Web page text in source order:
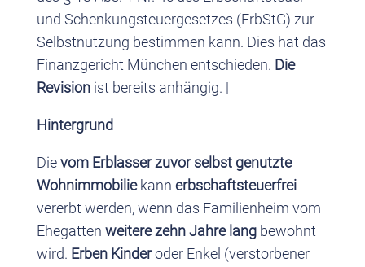
und Schenkungsteuergesetzes (ErbStG) zur
Selbstnutzung bestimmen kann. Dies hat das
Finanzgericht München entschieden. Die
Revisionist bereits anhängig. |
Hintergrund
Dievom Erblasser zuvor selbst genutzte
Wohnimmobiliekann erbschaftsteuerfrei
vererbt werden, wenn das Familienheim vom
Ehegatten weitere zehn Jahre langbewohnt
wird. Erben Kinderoder Enkel (verstorbener